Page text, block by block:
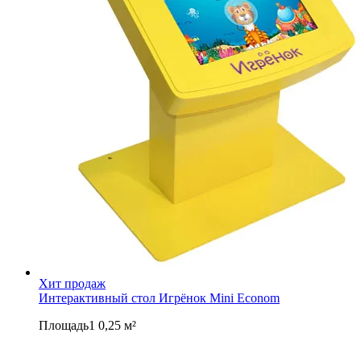
Хит продаж
Интерактивный стол Игрёнок Mini Econom
Площадь1 0,25 м²